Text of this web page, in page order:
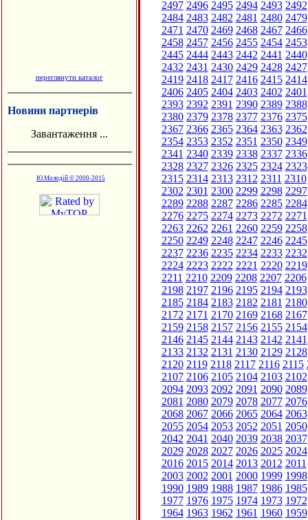
переглянути каталог
Новини партнерів
Завантаження ...
Ю.Молодій © 2000-2015
2497 2496 2495 2494 2493 2492
2484 2483 2482 2481 2480 2479
2471 2470 2469 2468 2467 2466
2458 2457 2456 2455 2454 2453
2445 2444 2443 2442 2441 2440
2432 2431 2430 2429 2428 2427
2419 2418 2417 2416 2415 2414
2406 2405 2404 2403 2402 2401
2393 2392 2391 2390 2389 2388
2380 2379 2378 2377 2376 2375
2367 2366 2365 2364 2363 2362
2354 2353 2352 2351 2350 2349
2341 2340 2339 2338 2337 2336
2328 2327 2326 2325 2324 2323
2315 2314 2313 2312 2311 2310
2302 2301 2300 2299 2298 2297
2289 2288 2287 2286 2285 2284
2276 2275 2274 2273 2272 2271
2263 2262 2261 2260 2259 2258
2250 2249 2248 2247 2246 2245
2237 2236 2235 2234 2233 2232
2224 2223 2222 2221 2220 2219
2211 2210 2209 2208 2207 2206
2198 2197 2196 2195 2194 2193
2185 2184 2183 2182 2181 2180
2172 2171 2170 2169 2168 2167
2159 2158 2157 2156 2155 2154
2146 2145 2144 2143 2142 2141
2133 2132 2131 2130 2129 2128
2120 2119 2118 2117 2116 2115
2107 2106 2105 2104 2103 2102
2094 2093 2092 2091 2090 2089
2081 2080 2079 2078 2077 2076
2068 2067 2066 2065 2064 2063
2055 2054 2053 2052 2051 2050
2042 2041 2040 2039 2038 2037
2029 2028 2027 2026 2025 2024
2016 2015 2014 2013 2012 2011
2003 2002 2001 2000 1999 1998
1990 1989 1988 1987 1986 1985
1977 1976 1975 1974 1973 1972
1964 1963 1962 1961 1960 1959